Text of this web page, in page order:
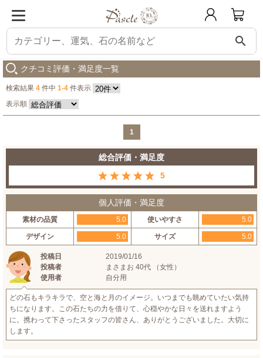
search
パスクル ラリマー・ブルームーンストーン デザインブレスレット 購入した
クチコミ評価・満足度一覧
検索結果 4 件中 1-4 件表示
表示順
1
総合評価・満足度
5
個人評価・満足度
素材の品質 5.0 使いやすさ 5.0
デザイン 5.0 サイズ 5.0
投稿日
2019/01/16
投稿者
まさまお 40代 （女性）
使用者
自分用
どの石もキラキラで、空と海と月のイメージ。いつまでも眺めていたい気持
ちになります。この石たちの力を借りて、心穏やかな日々を送れますよう
に。携わって下さったスタッフの皆さん、ありがとうございました。大切に
します。